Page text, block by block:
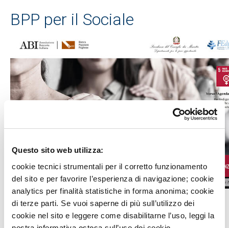
Questo sito web utilizza:
cookie tecnici strumentali per il corretto funzionamento
del sito e per favorire l’esperienza di navigazione; cookie
analytics per finalità statistiche in forma anonima; cookie
di terze parti. Se vuoi saperne di più sull’utilizzo dei
cookie nel sito e leggere come disabilitarne l’uso, leggi la
BPP per il Sociale
ABI, il Dipartimento delle Pari Opportunità e la Fondazione
per l'Educazione Finanziaria collaborano in un'iniziativa